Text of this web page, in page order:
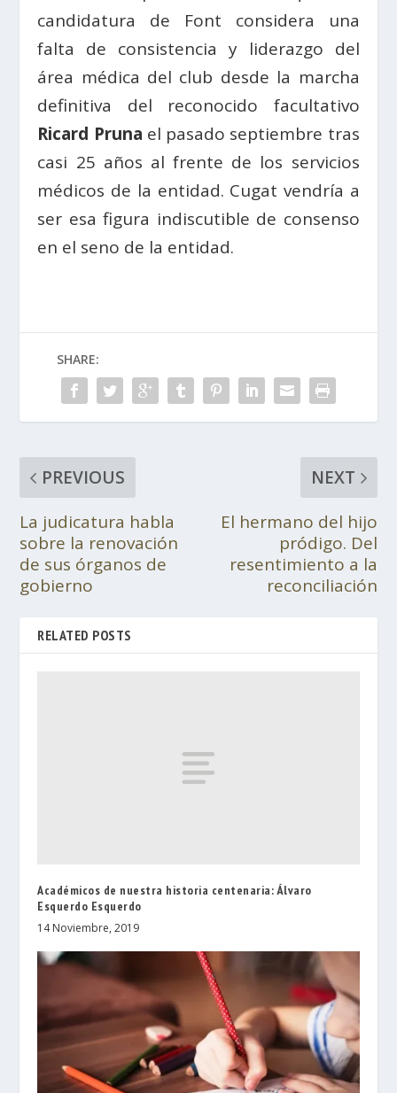
candidatura de Font considera una
falta de consistencia y liderazgo del
área médica del club desde la marcha
definitiva del reconocido facultativo
Ricard Pruna el pasado septiembre tras
casi 25 años al frente de los servicios
médicos de la entidad. Cugat vendría a
ser esa figura indiscutible de consenso
en el seno de la entidad.
SHARE:
PREVIOUS
La judicatura habla
sobre la renovación
de sus órganos de
gobierno
NEXT
El hermano del hijo
pródigo. Del
resentimiento a la
reconciliación
RELATED POSTS
Académicos de nuestra historia centenaria: Álvaro
Esquerdo Esquerdo
14 Noviembre, 2019